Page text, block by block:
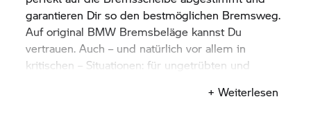
garantieren Dir so den bestmöglichen Bremsweg.
Auf original BMW Bremsbeläge kannst Du
vertrauen. Auch – und natürlich vor allem in
kritischen – Situationen: für ungetrübten und
+ Weiterlesen